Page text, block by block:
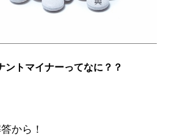
ントマイナーってなに？？
から！